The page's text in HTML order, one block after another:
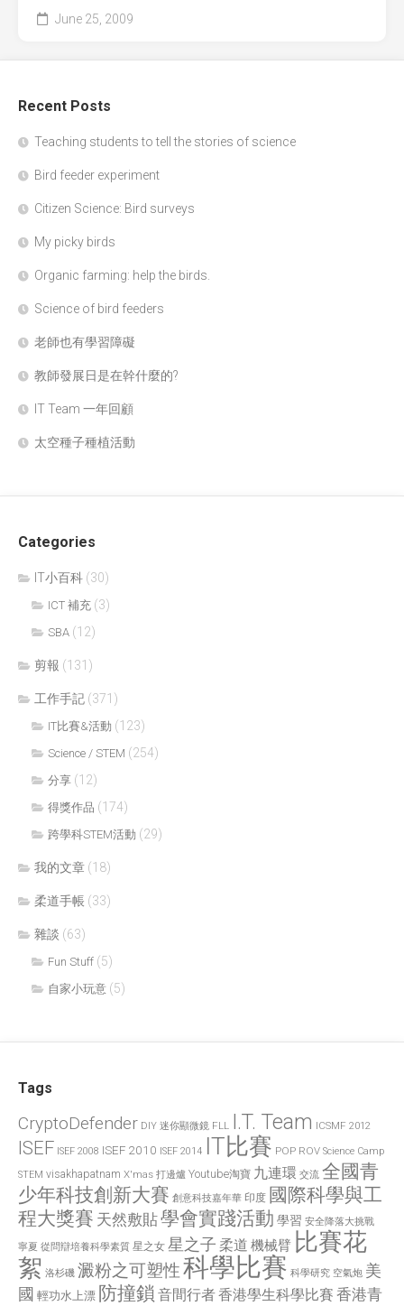
June 25, 2009
Recent Posts
Teaching students to tell the stories of science
Bird feeder experiment
Citizen Science: Bird surveys
My picky birds
Organic farming: help the birds.
Science of bird feeders
老師也有學習障礙
教師發展日是在幹什麼的?
IT Team 一年回顧
太空種子種植活動
Categories
IT小百科 (30)
ICT 補充 (3)
SBA (12)
剪報 (131)
工作手記 (371)
IT比賽&活動 (123)
Science / STEM (254)
分享 (12)
得獎作品 (174)
跨學科STEM活動 (29)
我的文章 (18)
柔道手帳 (33)
雜談 (63)
Fun Stuff (5)
自家小玩意 (5)
Tags
CryptoDefender DIY 迷你顯微鏡 FLL I.T. Team ICSMF 2012
ISEF ISEF 2008 ISEF 2010 ISEF 2014 IT比賽 POP ROV Science Camp
STEM visakhapatnam X'mas 打邊爐 Youtube淘寶 九連環 交流 全國青
少年科技創新大賽 創意科技嘉年華 印度 國際科學與工
程大獎賽 天然敷貼學會實踐活動 學習 安全降落大挑戰
寧夏 從問辯培養科學素質 星之女 星之子 柔道 機械臂 比賽花
絮 洛杉磯 澱粉之可塑性科學比賽 科學研究 空氣炮 美
國 輕功水上漂 防撞鎖 音間行者香港學生科學比賽 香港青